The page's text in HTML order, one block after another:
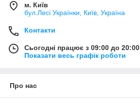
м. Київ
бул.Лесі Українки, Київ, Україна
Контакти
Сьогодні працює з 09:00 до 20:00
Показати весь графік роботи
Про нас